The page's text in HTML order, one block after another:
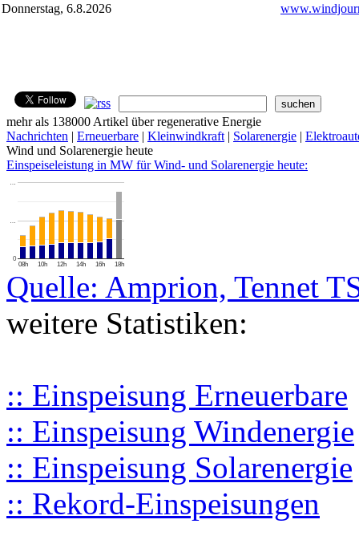
Donnerstag, 6.8.2026
mehr als 138000 Artikel über regenerative Energie
Nachrichten | Erneuerbare | Kleinwindkraft | Solarenergie |
Wind und Solarenergie heute
Einspeiseleistung in MW für Wind- und Solarenergie heute:
08h 10h 12h 14h 16h 18h
0
…
…
Quelle: Amprion, Tennet
weitere Statistiken:
:: Einspeisung Erneuerbare
:: Einspeisung Windenergie
:: Einspeisung Solarenergie
:: Rekord-Einspeisungen